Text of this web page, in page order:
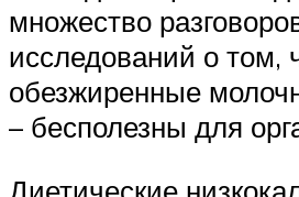
множество
исследований о том,
обезжиренные
– бесполезны для